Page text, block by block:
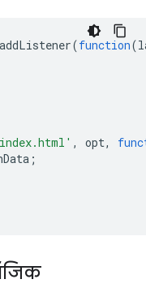
addListener(function(
, opt,
;